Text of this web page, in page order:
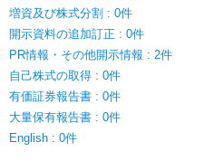
増資及び株式分割 : 0件
開示資料の追加訂正 : 0件
PR情報・その他開示情報 : 2件
自己株式の取得 : 0件
有価証券報告書 : 0件
大量保有報告書 : 0件
English : 0件